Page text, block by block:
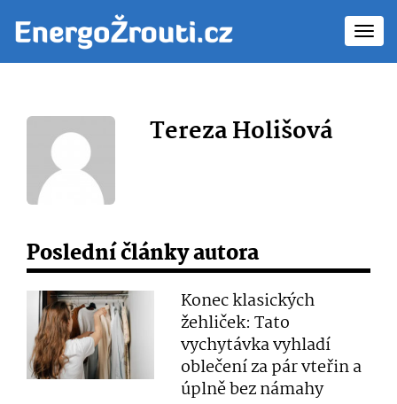
Tereza Holišová
Poslední články autora
Konec klasických
žehliček: Tato
vychytávka vyhladí
oblečení za pár vteřin a
úplně bez námahy